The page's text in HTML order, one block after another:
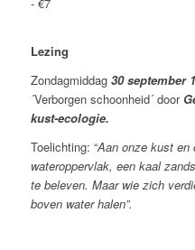
Lezing
Zondagmiddag 30 september
´Verborgen schoonheid´ door
kust-ecologie.
Toelichting: “Aan onze kust en
wateroppervlak, een kaal
te beleven. Maar wie zich
boven water halen”.